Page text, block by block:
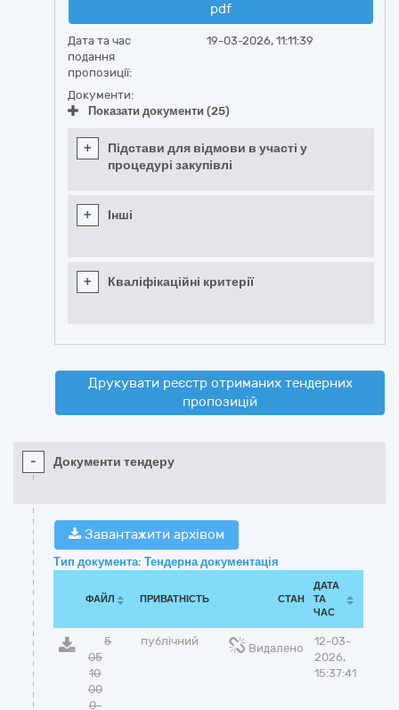
pdf
Дата та час
подання
пропозиції:
19-03-2026, 11:11:39
Документи:
Показати документи (25)
+
Підстави для відмови в участі у
процедурі закупівлі
+ Інші
+ Кваліфікаційні критерії
Друкувати реєстр отриманих тендерних
пропозицій
- Документи тендеру
Завантажити архівом
Тип документа: Тендерна документація
ФАЙЛ ПРИВАТНІСТЬ СТАН
ДАТА
ТА
ЧАС
5
05
10
00
0-
публічний
Видалено
12-03-
2026,
15:37:41